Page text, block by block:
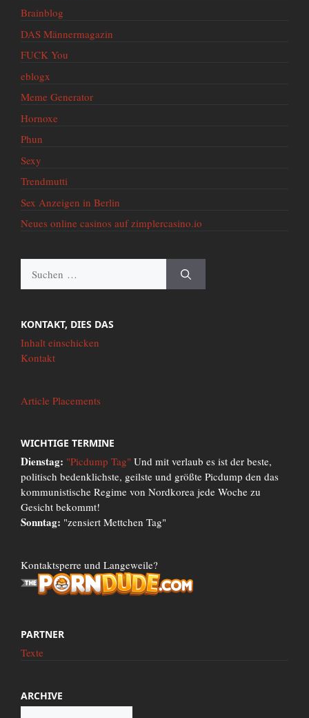
Brainblog
DAS Männermagazin
FUCK You
eblogx
Meme Generator
Hornoxe
Phun
Sexy
Trendmutti
Sex Anzeigen in Berlin
Neues online casinos auf zimplercasino.io
nach:
KONTAKT, DIES DAS
Inhalt einschicken
Kontakt
Article Placements
WICHTIGE TERMINE
Dienstag: "Picdump Tag" Und mit verlaub es ist der beste,
politisch bedenklichste, geilste und größte Picdump den das
kommunistische Regime von Nordkorea jede Woche zu
Gesicht bekommt!
Sonntag: "zensiert Mettchen Tag"
Kontaktsperre und Langeweile?
PARTNER
Texte
ARCHIVE